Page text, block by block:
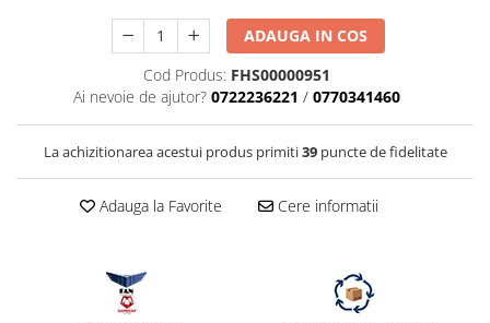
Adaptoare montura / baioneta
Capace obiectiv si camera
Filtre foto
Filtre Filet
Filtre tip Cokin
Accesorii filtre
Convertoare pe filet foto video
ADAUGA IN COS
Cod Produs: FHS00000951
Ai nevoie de ajutor? 0722236221 / 0770341460
La achizitionarea acestui produs primiti39puncte de fidelitate
Adauga la Favorite Cere informatii